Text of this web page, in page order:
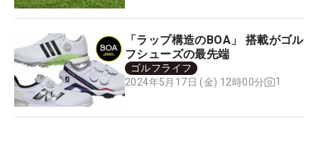
「ラップ構造のBOA」 搭載がゴル
フシューズの最先端
ゴルフライフ
2024年5月17日 (金) 12時00分
1